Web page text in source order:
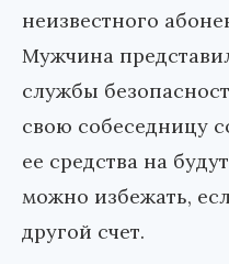
неизвестного
Мужчина
службы
свою собеседницу
ее средства на
можно избежать,
другой счет.